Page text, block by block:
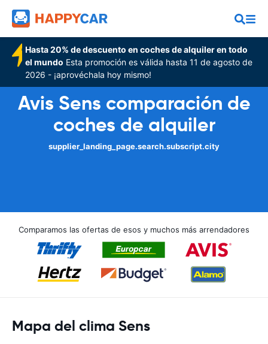
Hasta 20% de descuento en coches de alquiler en todo
el mundo Esta promoción es válida hasta 11 de agosto de
2026 - ¡aprovéchala hoy mismo!
Avis Sens comparación de
coches de alquiler
supplier_landing_page.search.subscript.city
Comparamos las ofertas de esos y muchos más arrendadores
Mapa del clima Sens